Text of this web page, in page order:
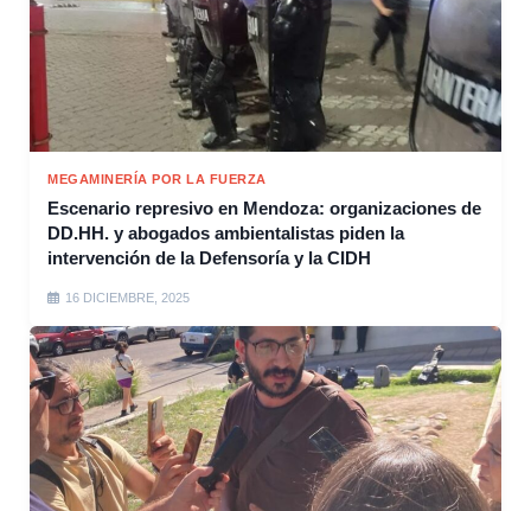
MEGAMINERÍA POR LA FUERZA
Escenario represivo en Mendoza: organizaciones de
DD.HH. y abogados ambientalistas piden la
intervención de la Defensoría y la CIDH
16 DICIEMBRE, 2025